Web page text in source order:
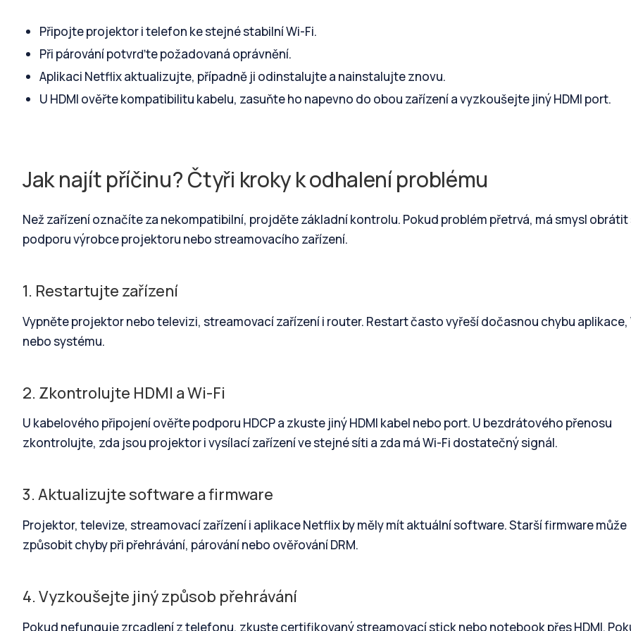
Připojte projektor i telefon ke stejné stabilní Wi-Fi.
Při párování potvrďte požadovaná oprávnění.
Aplikaci Netflix aktualizujte, případně ji odinstalujte a nainstalujte znovu.
U HDMI ověřte kompatibilitu kabelu, zasuňte ho napevno do obou zařízení a vyzkoušejte jiný HDMI port.
Jak najít příčinu? Čtyři kroky k odhalení problému
Než zařízení označíte za nekompatibilní, projděte základní kontrolu. Pokud problém přetrvá, má smysl obrátit
podporu výrobce projektoru nebo streamovacího zařízení.
1. Restartujte zařízení
Vypněte projektor nebo televizi, streamovací zařízení i router. Restart často vyřeší dočasnou chybu aplikace,
nebo systému.
2. Zkontrolujte HDMI a Wi-Fi
U kabelového připojení ověřte podporu HDCP a zkuste jiný HDMI kabel nebo port. U bezdrátového přenosu
zkontrolujte, zda jsou projektor i vysílací zařízení ve stejné síti a zda má Wi-Fi dostatečný signál.
3. Aktualizujte software a firmware
Projektor, televize, streamovací zařízení i aplikace Netflix by měly mít aktuální software. Starší firmware může
způsobit chyby při přehrávání, párování nebo ověřování DRM.
4. Vyzkoušejte jiný způsob přehrávání
Pokud nefunguje zrcadlení z telefonu, zkuste certifikovaný streamovací stick nebo notebook přes HDMI.